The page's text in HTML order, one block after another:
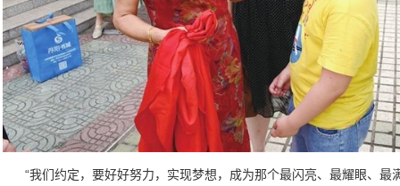
“我们约定，要好好努力，实现梦想，成为那个最闪亮、最耀眼、最